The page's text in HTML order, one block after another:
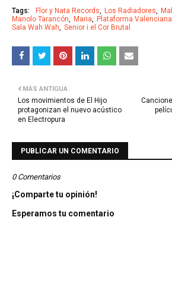
Tags: Flor y Nata Records Los Radiadores
Manolo Tarancón
Maria
Plataforma
Sala Wah Wah
Senior i el Cor Brutal
MÁS ANTIGUA
Los movimientos de El Hijo
protagonizan el nuevo acústico
en Electropura
PUBLICAR UN COMENTARIO
0 Comentarios
¡Comparte tu opinión!
Esperamos tu comentario